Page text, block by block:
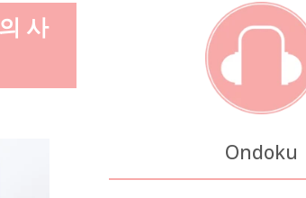
사
Ondoku